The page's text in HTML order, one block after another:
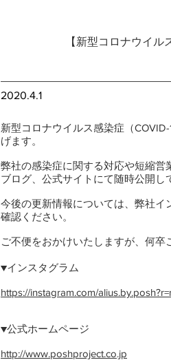
【新型コロナウイ
2020.4.1
新型コロナウイルス感染症（
げます。
弊社の感染症に関する対応や短縮
ブログ、公式サイトにて随時公開し
今後の更新情報については、弊社
確認ください。
ご不便をおかけいたしますが、何
▼インスタグラム
https://instagram.com/
▼公式ホームページ
http://www.poshproject.co.jp